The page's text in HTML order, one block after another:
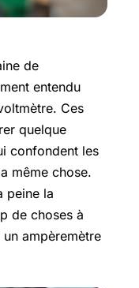
de
entendu
Ces
quelque
confondent les
même chose.
peine la
de choses à
ampèremètre